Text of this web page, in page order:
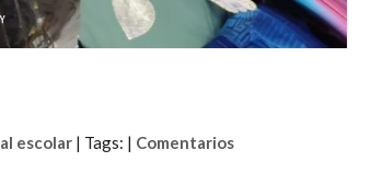
escolar | Tags: | Comentarios